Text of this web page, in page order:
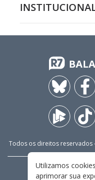
Todos os direitos reservados
Utilizamos
aprimorar sua